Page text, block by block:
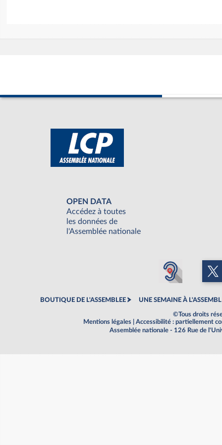
OPEN DATA
Accédez à toutes
les données de
l'Assemblée nationale
BOUTIQUE DE L'ASSEMBLEE UNE SEMAINE À
©Tous droits
Mentions légales
Accessibilité : partiellement
Assemblée nationale - 126 Rue de